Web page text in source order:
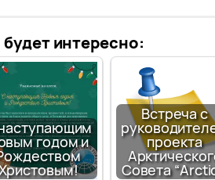
интересно:
годом и
Встреча с
проекта
Совета